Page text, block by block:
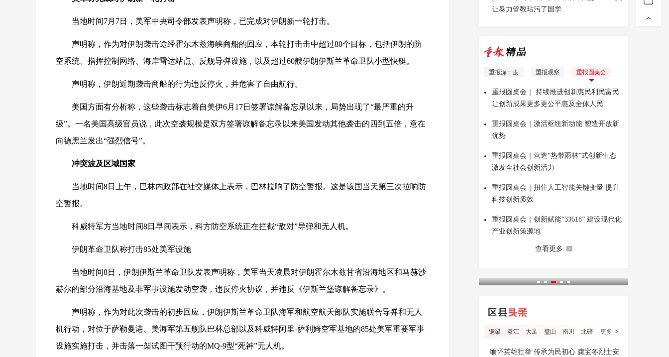
当地时间7月7日，美军中央司令部发表声明称，已完成对伊朗新一轮打击。
声明称，作为对伊朗袭击途经霍尔木兹海峡商船的回应，本轮打击击中超过80个目标，包括伊朗的防
空系统、指挥控制网络、海岸雷达站点、反舰导弹设施，以及超过60艘伊朗伊斯兰革命卫队小型快艇。
声明称，伊朗近期袭击商船的行为违反停火，并危害了自由航行。
美国方面有分析称，这些袭击标志着自美伊6月17日签署谅解备忘录以来，局势出现了“最严重的升
级”。一名美国高级官员说，此次空袭规模是双方签署谅解备忘录以来美国发动其他袭击的四到五倍，意在
向德黑兰发出“强烈信号”。
冲突波及区域国家
当地时间8日上午，巴林内政部在社交媒体上表示，巴林拉响了防空警报。这是该国当天第三次拉响防
空警报。
科威特军方当地时间8日早间表示，科方防空系统正在拦截“敌对”导弹和无人机。
伊朗革命卫队称打击85处美军设施
当地时间8日，伊朗伊斯兰革命卫队发表声明称，美军当天凌晨对伊朗霍尔木兹甘省沿海地区和马赫沙
赫尔的部分沿海基地及非军事设施发动空袭，违反停火协议，并违反《伊斯兰堡谅解备忘录》。
声明称，作为对此次袭击的初步回应，伊朗伊斯兰革命卫队海军和航空航天部队实施联合导弹和无人
机行动，对位于萨勒曼港、美海军第五舰队巴林总部以及科威特阿里·萨利姆空军基地的85处美军重要军事
设施实施打击，并击落一架试图干预行动的MQ-9型“死神”无人机。
让暴力管教玷污了国学
重报深一度 重报观察 重报圆桌会
•
重报圆桌会｜ 持续推进创新惠民利民富民
让创新成果更多更公平惠及全体人民
•
重报圆桌会｜激活枢纽新动能 塑造开放新
优势
•
重报圆桌会｜营造“热带雨林”式创新生态
激发全社会创新活力
•
重报圆桌会｜扭住人工智能关键变量 提升
科技创新质效
•
重报圆桌会｜创新赋能“33618” 建设现代化
产业创新策源地
查看更多
铜梁 綦江 大足 璧山 南川 北碚 更多
缅怀英雄壮举 传承为民初心 龚宝冬烈士安